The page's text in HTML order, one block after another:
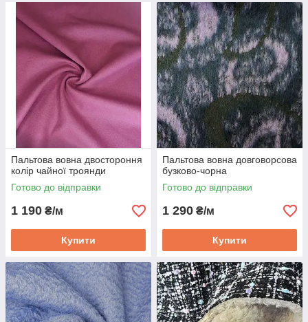
Пальтова вовна двостороння
колір чайної троянди
Готово до відправки
1 190 ₴/м
Купити
Пальтова вовна довговорсова
бузково-чорна
Готово до відправки
1 290 ₴/м
Купити